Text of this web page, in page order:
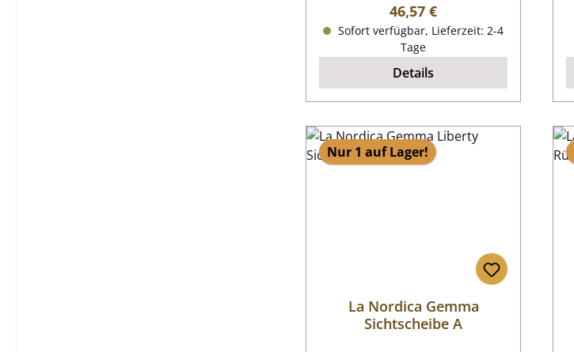
Regulärer Preis:
46,57 €
Sofort verfügbar, Lieferzeit: 2-4
Tage
Details
Nur 1 auf Lager!
La Nordica Gemma
Sichtscheibe A